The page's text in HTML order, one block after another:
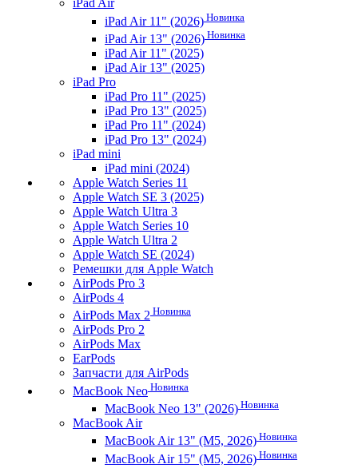
iPad Air
iPad Air 11" (2026) Новинка
iPad Air 13" (2026) Новинка
iPad Air 11" (2025)
iPad Air 13" (2025)
iPad Pro
iPad Pro 11" (2025)
iPad Pro 13" (2025)
iPad Pro 11" (2024)
iPad Pro 13" (2024)
iPad mini
iPad mini (2024)
Apple Watch Series 11
Apple Watch SE 3 (2025)
Apple Watch Ultra 3
Apple Watch Series 10
Apple Watch Ultra 2
Apple Watch SE (2024)
Ремешки для Apple Watch
AirPods Pro 3
AirPods 4
AirPods Max 2 Новинка
AirPods Pro 2
AirPods Max
EarPods
Запчасти для AirPods
MacBook Neo Новинка
MacBook Neo 13" (2026) Новинка
MacBook Air
MacBook Air 13" (M5, 2026) Новинка
MacBook Air 15" (M5, 2026) Новинка